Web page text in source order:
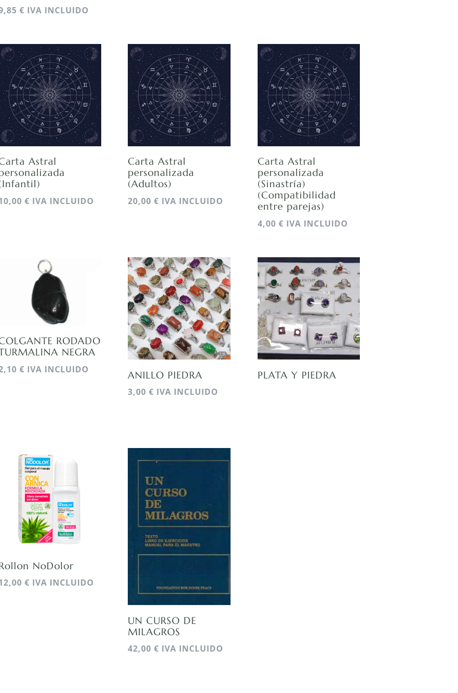
€ IVA INCLUIDO
Astral
€ IVA INCLUIDO
Carta Astral
personalizada
(Adultos)
20,00€ IVA INCLUIDO
Carta Astral
personalizada
(Sinastría)
(Compatibilidad
entre parejas)
4,00 € IVA INCLUIDO
RODADO
NEGRA
€ IVA INCLUIDO ANILLO PIEDRA
3,00€ IVA INCLUIDO
PLATA Y PIEDRA
NoDolor
€ IVA INCLUIDO
UN CURSO DE
MILAGROS
42,00€ IVA INCLUIDO